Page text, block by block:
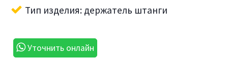
Тип изделия: держатель штанги
Уточнить онлайн